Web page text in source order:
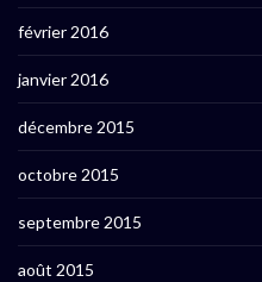
février 2016
janvier 2016
décembre 2015
octobre 2015
septembre 2015
août 2015